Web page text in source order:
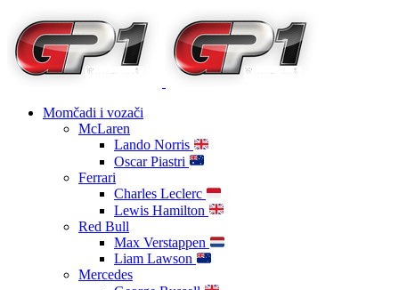
Momčadi i vozači
McLaren
Lando Norris
Oscar Piastri
Ferrari
Charles Leclerc
Lewis Hamilton
Red Bull
Max Verstappen
Liam Lawson
Mercedes